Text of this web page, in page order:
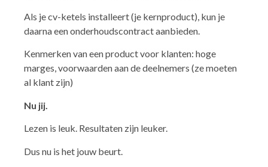
Als je cv-ketels installeert (je kernproduct), kun je
daarna een onderhoudscontract aanbieden.
Kenmerken van een product voor klanten: hoge
marges, voorwaarden aan de deelnemers (ze moeten
al klant zijn)
Nu jij.
Lezen is leuk. Resultaten zijn leuker.
Dus nu is het jouw beurt.